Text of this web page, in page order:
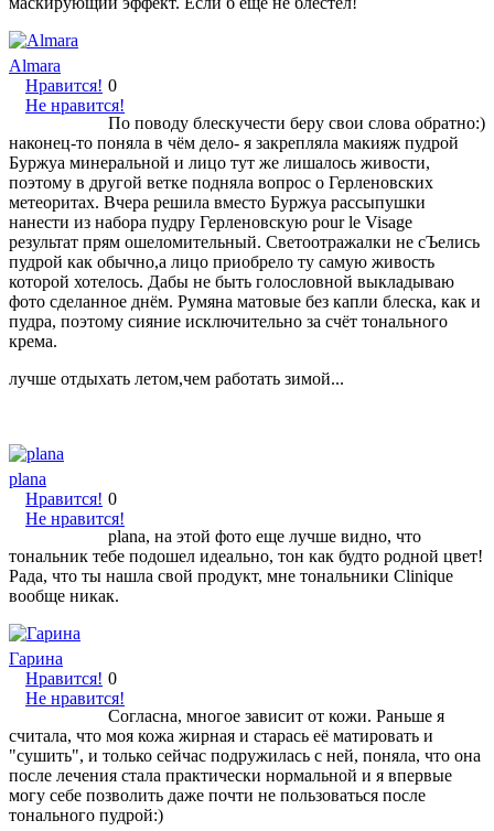
Almara
Нравится!
Не нравится!
0
По поводу блескучести беру свои слова обратно:)
наконец-то поняла в чём дело- я закрепляла макияж пудрой
Буржуа минеральной и лицо тут же лишалось живости,
поэтому в другой ветке подняла вопрос о Герленовских
метеоритах. Вчера решила вместо Буржуа рассыпушки
нанести из набора пудру Герленовскую pour le Visage
результат прям ошеломительный. Светоотражалки не сЪелись
пудрой как обычно,а лицо приобрело ту самую живость
которой хотелось. Дабы не быть голословной выкладываю
фото сделанное днём. Румяна матовые без капли блеска, как и
пудра, поэтому сияние исключительно за счёт тонального
крема.
лучше отдыхать летом,чем работать зимой...
plana
Нравится!
Не нравится!
0
plana, на этой фото еще лучше видно, что
тональник тебе подошел идеально, тон как будто родной цвет!
Рада, что ты нашла свой продукт, мне тональники Clinique
вообще никак.
Гарина
Нравится!
Не нравится!
0
Согласна, многое зависит от кожи. Раньше я
считала, что моя кожа жирная и старась её матировать и
"сушить", и только сейчас подружилась с ней, поняла, что она
после лечения стала практически нормальной и я впервые
могу себе позволить даже почти не пользоваться после
тонального пудрой:)